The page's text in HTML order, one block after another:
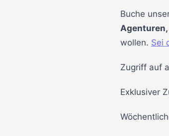
Buche
wollen. Sei
Zugriff auf
Exklusiver